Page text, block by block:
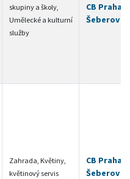
skupiny a školy,
Umělecké a kulturní
služby
CB Praha 4
Šeberov
Zahrada, Květiny,
květinový servis
CB Praha 4
Šeberov